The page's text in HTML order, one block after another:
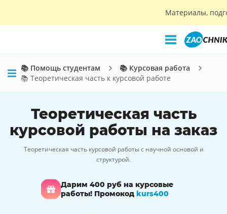
Материалы,
📚 Помощь студентам
📚 Курсовая работа
📚 Теоретическая часть к курсовой работе
Теоретическая часть
курсовой работы на заказ
Теоретическая часть курсовой работы с научной основой и
структурой.
Дарим 400 руб на курсовые
работы! Промокод kurs400